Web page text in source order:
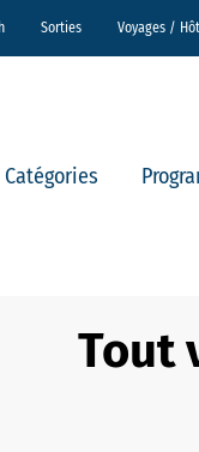
Sorties Voyages /
Catégories
Tout